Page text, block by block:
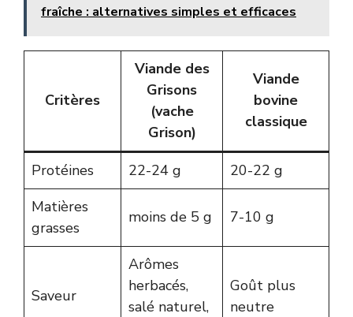
fraîche : alternatives simples et efficaces
Critères
Viande des
Grisons
(vache
Grison)
Viande
bovine
classique
Protéines 22-24 g
20-22 g
Matières
grasses
moins de 5 g 7-10 g
Saveur
Arômes
herbacés,
salé naturel,
Goût plus
neutre